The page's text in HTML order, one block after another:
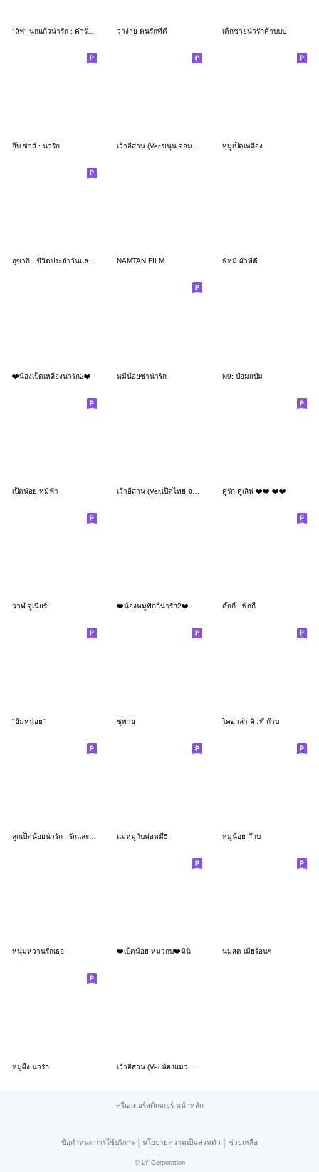
ว่าง่าย คนรักที่ดี เด็กชายน่ารักค้าบบบ
จิ๊บ ซ่าส์ : น่ารัก หมูเป็ดเหลือง
อุซากิ ; ชีวิตประจำวันและการทำงาน NAMTAN FILM พี่หมี ผัวที่ดี
❤️น้องเป็ดเหลืองน่ารัก2❤️ หมีน้อยซ่าน่ารัก N9: ป๋อมแป๋ม
เป็ดน้อย หมีฟ้า คู่รัก คู่เลิฟ ❤️❤️ ❤️❤️
วาฬ จูเนียร์ ❤️น้องหมูพิกกี้น่ารัก2❤️ ดั๊กกี้ : พิกกี้
"ยิ้มหน่อย" ชูพาย โคอาล่า คิ้วทึ ก๊าบ
แม่หมูกับพ่อหมี5 หมูน้อย ก๊าบ
หนุ่มหวานรักเธอ ❤️เป็ดน้อย หมวกบ❤️มินิ นมสด เมียร้อนๆ
หมูผึ้ง น่ารัก
ครีเอเตอร์สติกเกอร์ หน้าหลัก
ข้อกำหนดการใช้บริการ | นโยบายความเป็นส่วนตัว | ช่วยเหลือ
© LY Corporation